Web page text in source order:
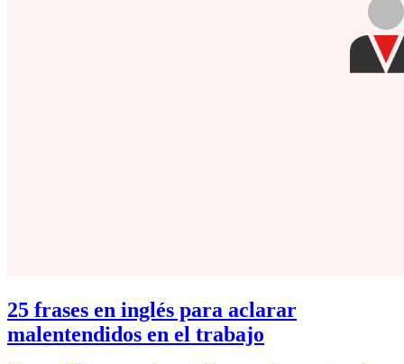
25 frases en inglés para aclarar
malentendidos en el trabajo